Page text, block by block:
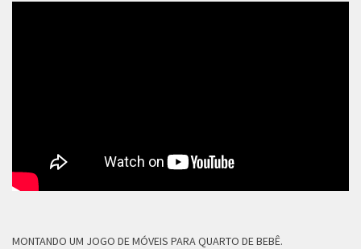
MONTANDO UM JOGO DE MÓVEIS PARA QUARTO DE BEBÊ.